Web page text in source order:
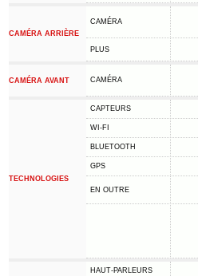
CAMÉRA ARRIÈRE
CAMÉRA
PLUS
CAMÉRA AVANT CAMÉRA
TECHNOLOGIES
CAPTEURS
WI-FI
BLUETOOTH
GPS
EN OUTRE
HAUT-PARLEURS